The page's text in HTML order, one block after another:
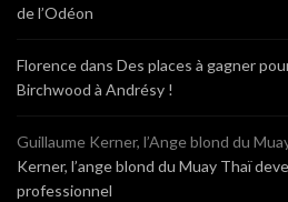
de l’Odéon
Florencedans Des places à gagner
Birchwood à Andrésy !
Guillaume Kerner, l’Ange blond du
Kerner, l’ange blond du Muay Thaï
professionnel